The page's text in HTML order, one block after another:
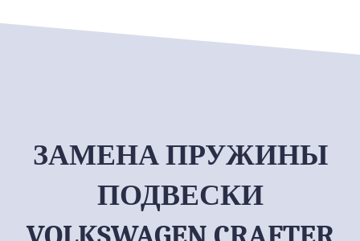
ЗАМЕНА ПРУЖИНЫ
ПОДВЕСКИ